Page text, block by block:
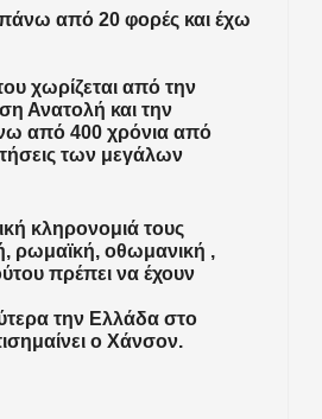
από 20 φορές και έχω
χωρίζεται από την
Ανατολή και την
από 400 χρόνια από
των μεγάλων
κληρονομιά τους
ρωμαϊκή, οθωμανική ,
πρέπει να έχουν
την Ελλάδα στο
ο Χάνσον.